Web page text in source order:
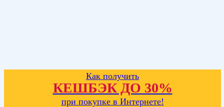
Как получить
КЕШБЭК ДО 30%
при покупке в Интернете!